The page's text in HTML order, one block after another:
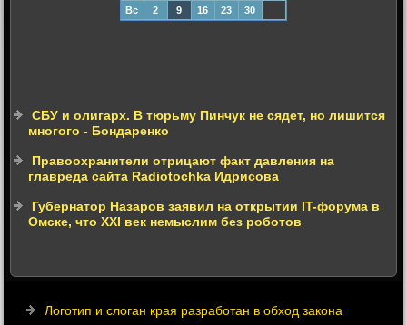
Вс
2 9 16 23 30
СБУ и олигарх. В тюрьму Пинчук не сядет, но лишится
многого - Бондаренко
Правоохранители отрицают факт давления на
главреда сайта Radiotochka Идрисова
Губернатор Назаров заявил на открытии IT-форума в
Омске, что XXI век немыслим без роботов
Логотип и слоган края разработан в обход закона